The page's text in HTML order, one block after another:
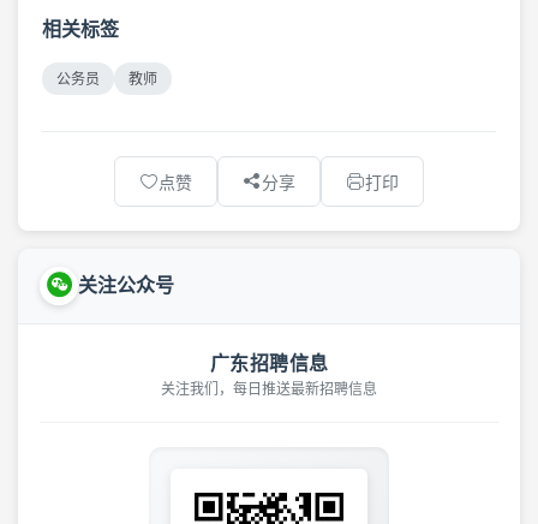
相关标签
公务员 教师
点赞 分享 打印
关注公众号
广东招聘信息
关注我们，每日推送最新招聘信息